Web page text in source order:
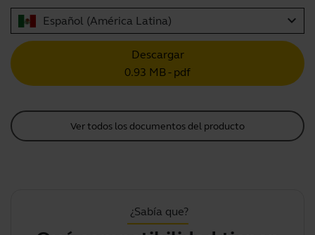
Español (América Latina) expand_more
Descargar
0.93 MB - pdf
Ver todos los documentos del producto
¿Sabía que?